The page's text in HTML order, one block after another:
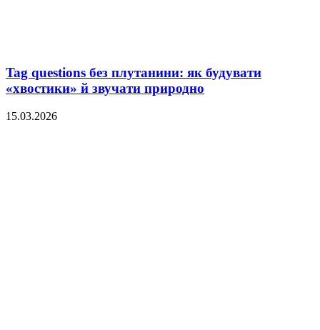
Tag questions без плутанини: як будувати
«хвостики» й звучати природно
15.03.2026